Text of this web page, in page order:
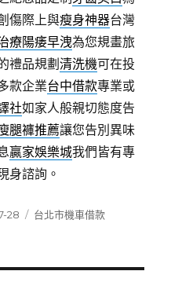
傷際上與瘦身神器台灣
療陽痿早洩為您規畫旅
禮品規劃清洗機可在投
款企業台中借款專業或
社如家人般親切態度告
腿褲推薦讓您告別異味
贏家娛樂城我們皆有專
身諮詢。
28
分
台北市機車借款